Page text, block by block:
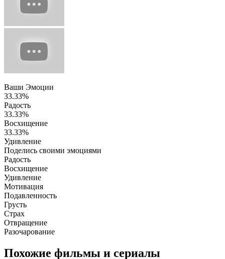
Ваши Эмоции
33.33%
Радость
33.33%
Восхищение
33.33%
Удивление
Поделись своими эмоциями
Радость
Восхищение
Удивление
Мотивация
Подавленность
Грусть
Страх
Отвращение
Разочарование
Похожие фильмы и сериалы